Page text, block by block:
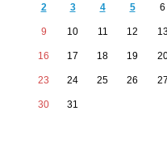
2 3 4 5 6
9 10 11 12
16 17 18 19
23 24 25 26 27
30 31